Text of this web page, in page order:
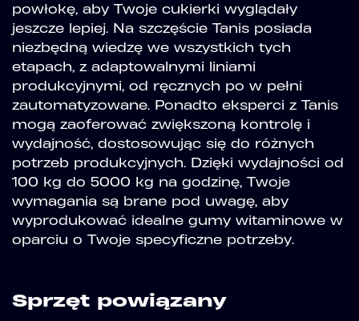
powłokę, aby Twoje cukierki wyglądały
jeszcze lepiej. Na szczęście Tanis posiada
niezbędną wiedzę we wszystkich tych
etapach, z adaptowalnymi liniami
produkcyjnymi, od ręcznych po w pełni
zautomatyzowane. Ponadto eksperci z Tanis
mogą zaoferować zwiększoną kontrolę i
wydajność, dostosowując się do różnych
potrzeb produkcyjnych. Dzięki wydajności od
100 kg do 5000 kg na godzinę, Twoje
wymagania są brane pod uwagę, aby
wyprodukować idealne gumy witaminowe w
oparciu o Twoje specyficzne potrzeby.
Sprzęt powiązany